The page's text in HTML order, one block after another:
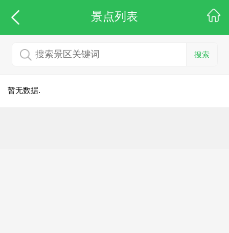
景点列表
搜索
暂无数据.